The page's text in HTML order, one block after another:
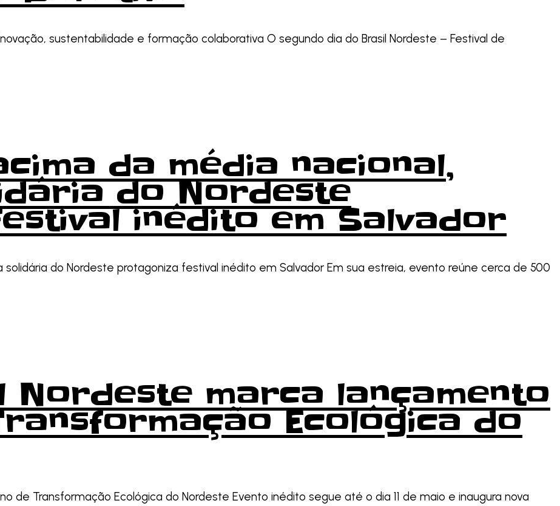
sustentabilidade e formação colaborativa O segundo dia do Brasil Nordeste – Festival de
da média nacional,
do Nordeste
inédito em Salvador
do Nordeste protagoniza festival inédito em Salvador Em sua estreia, evento reúne cerca de 500
Nordeste marca lançamento
Ecológica do
de Transformação Ecológica do Nordeste Evento inédito segue até o dia 11 de maio e inaugura nova